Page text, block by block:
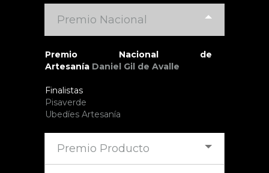
Premio Nacional
Premio Nacional de
Artesanía Daniel Gil de Avalle
Finalistas
Pisaverde
Ubedíes Artesanía
Premio Producto